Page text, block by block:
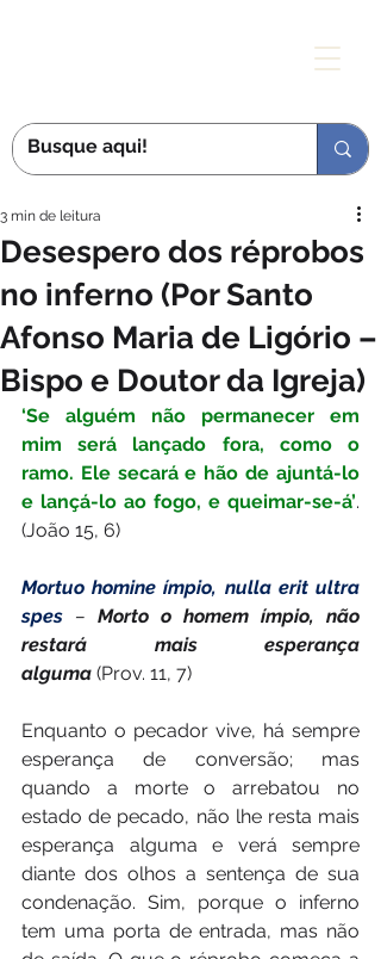
Desespero dos réprobos
no inferno (Por Santo
Afonso Maria de Ligório –
Bispo e Doutor da Igreja)
3 min de leitura
‘Se alguém não permanecer em
mim será lançado fora, como o
ramo. Ele secará e hão de ajuntá-lo
e lançá-lo ao fogo, e queimar-se-á’.
(João 15, 6)
Mortuo homine ímpio, nulla erit ultra
spes – Morto o homem ímpio, não
restará mais esperança
alguma (Prov. 11, 7)
Enquanto o pecador vive, há sempre
esperança de conversão; mas
quando a morte o arrebatou no
estado de pecado, não lhe resta mais
esperança alguma e verá sempre
diante dos olhos a sentença de sua
condenação. Sim, porque o inferno
tem uma porta de entrada, mas não